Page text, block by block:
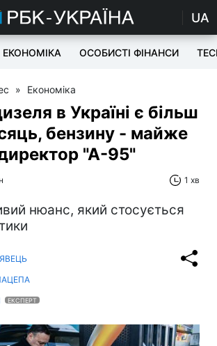
UA
ЕКОНОМІКА ОСОБИСТІ ФІНАНСИ
» Економіка
в Україні є більш
бензину - майже
"А-95"
1 хв
нюанс, який стосується
ЕКСПЕРТ